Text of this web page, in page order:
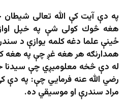
په دې آيت كې الله تعالى
هغه څوك کولی شې په خپل
ځینې علما دغه کلمه یوازې د
همدارنګه هر هغه غږ چې په هغه
له دې څخه معلوميږي چې سيدنا
رضي الله عنه فرمايي چې: په دې
مراد سندرې او موسیقي ده.